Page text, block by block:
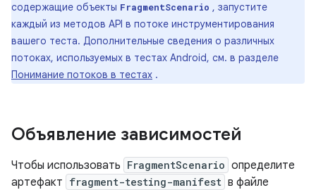
содержащие объекты FragmentScenario , запустите
каждый из методов API в потоке инструментирования
вашего теста. Дополнительные сведения о различных
потоках, используемых в тестах Android, см. в разделе
Понимание потоков в тестах .
Объявление зависимостей
Чтобы использовать FragmentScenario определите
артефакт fragment-testing-manifest в файле